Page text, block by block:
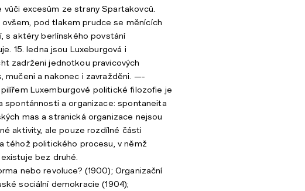
vůči excesům ze strany Spartakovců.
ovšem, pod tlakem prudce se měnících
s aktéry berlínského povstání
15. ledna jsou Luxeburgová i
zadrženi jednotkou pravicových
mučeni a nakonec i zavražděni. —-
pilířem Luxemburgové politické filozofie je
spontánnosti a organizace: spontaneita
mas a stranická organizace nejsou
aktivity, ale pouze rozdílné části
téhož politického procesu, v němž
bez druhé.
nebo revoluce? (1900); Organizační
sociální demokracie (1904);